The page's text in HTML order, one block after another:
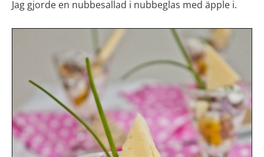
Jag gjorde en nubbesallad i nubbeglas med äpple i.